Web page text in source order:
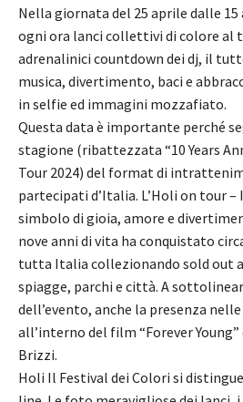
Nella giornata del 25 aprile dalle 15
ogni ora lanci collettivi di colore al
adrenalinici countdown dei dj, il
musica, divertimento, baci e
in selfie ed immagini mozzafiato.
Questa data è importante perché
stagione (ribattezzata “10 Years
Tour 2024) del format di
partecipati d’Italia. L’Holi on tour
simbolo di gioia, amore e
nove anni di vita ha conquistato
tutta Italia collezionando sold out
spiagge, parchi e città. A
dell’evento, anche la presenza
all’interno del film “Forever
Brizzi.
Holi Il Festival dei Colori si